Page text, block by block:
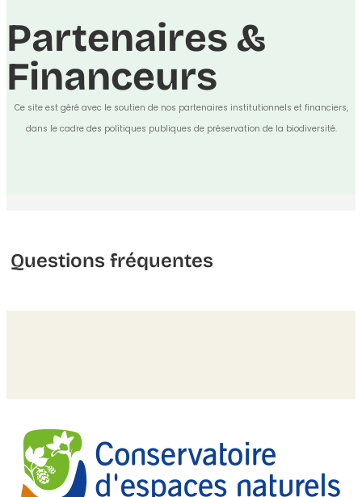
Partenaires &
Financeurs
Ce site est géré avec le soutien de nos partenaires institutionnels et financiers,
dans le cadre des politiques publiques de préservation de la biodiversité.
Questions fréquentes